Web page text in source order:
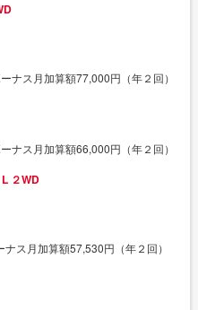
ナス月加算額77,000円（年２回）
ナス月加算額66,000円（年２回）
２WD
ス月加算額57,530円（年２回）